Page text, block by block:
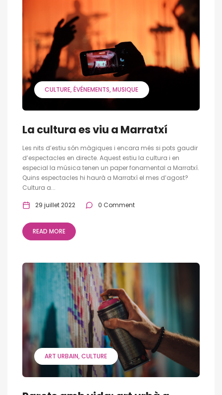
CULTURE ÉVÉNEMENTS MUSIQUE
La cultura es viu a Marratxí
Les nits d’estiu són màgiques i encara més si pots gaudir
d’espectacles en directe. Aquest estiu la cultura i en
especial la música tenen un paper fonamental a Marratxí.
Quins espectacles hi haurà a Marratxí el mes d’agost?
Cultura a...
29 juillet 2022 0 Comment
READ MORE
ART URBAIN CULTURE